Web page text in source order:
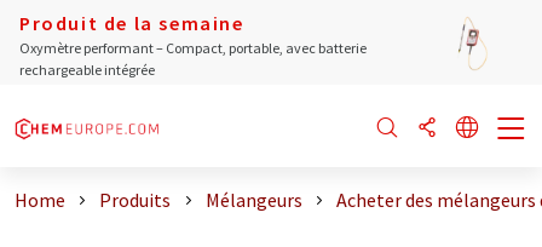
Produit de la semaine
Oxymètre performant – Compact, portable, avec batterie
rechargeable intégrée
Home Produits Mélangeurs Acheter des mélangeurs